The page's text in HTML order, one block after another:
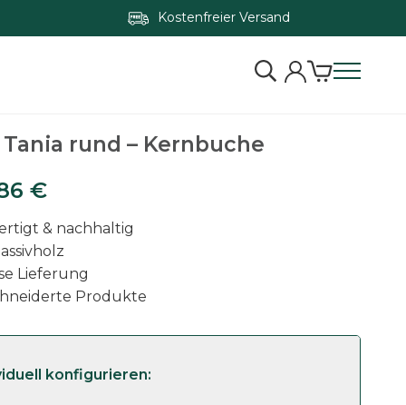
Kostenfreier Versand
Zum Konfigurator springen
rund – Kernbuche
€
& nachhaltig
Lieferung
Produkte